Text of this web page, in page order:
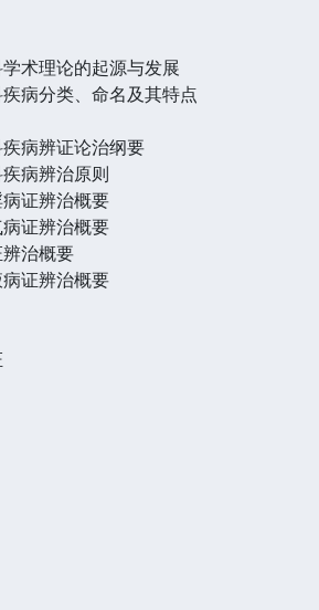
术理论的起源与发展
病分类、命名及其特点
病辨证论治纲要
病辨治原则
证辨治概要
证辨治概要
治概要
证辨治概要